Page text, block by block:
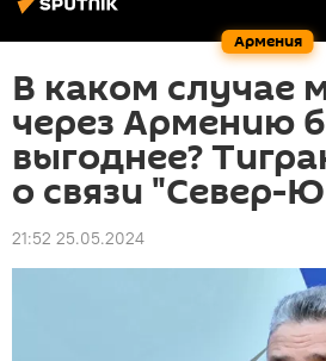
Армения
В каком случае
через Армению
выгоднее?
о связи "Север-
21:52 25.05.2024